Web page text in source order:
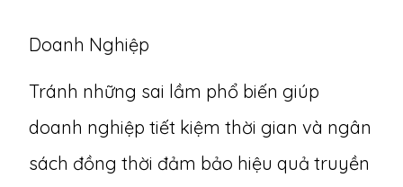
Doanh Nghiệp
Tránh những sai lầm phổ biến giúp
doanh nghiệp tiết kiệm thời gian và ngân
sách đồng thời đảm bảo hiệu quả truyền